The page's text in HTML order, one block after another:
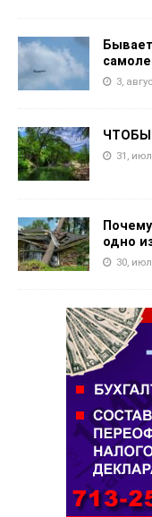
3,
ЧТОБЫ
31,
одно
30,